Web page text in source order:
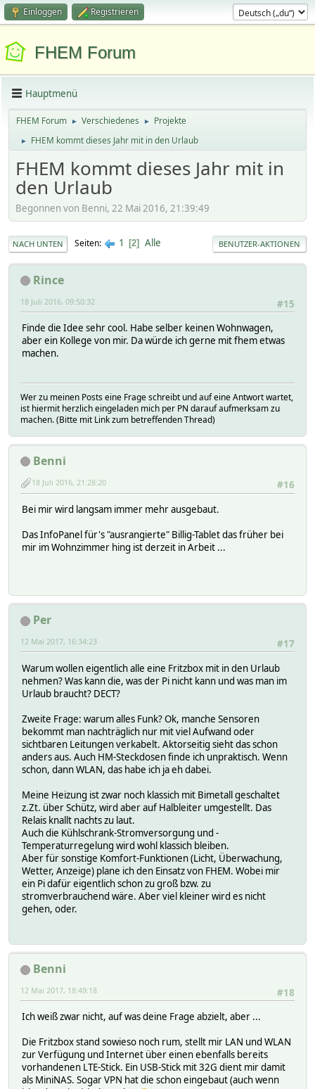
Einloggen Registrieren
FHEM Forum
Hauptmenü
FHEM Forum ► Verschiedenes ► Projekte
► FHEM kommt dieses Jahr mit in den Urlaub
FHEM kommt dieses Jahr mit in
den Urlaub
Begonnen von Benni, 22 Mai 2016, 21:39:49
NACH UNTEN Seiten 1 2 Alle BENUTZER-AKTIONEN
Rince
#15
18 Juli 2016, 09:50:32
Finde die Idee sehr cool. Habe selber keinen Wohnwagen,
aber ein Kollege von mir. Da würde ich gerne mit fhem etwas
machen.
Wer zu meinen Posts eine Frage schreibt und auf eine Antwort wartet,
ist hiermit herzlich eingeladen mich per PN darauf aufmerksam zu
machen. (Bitte mit Link zum betreffenden Thread)
Benni
#16
18 Juli 2016, 21:28:20
Bei mir wird langsam immer mehr ausgebaut.
Das InfoPanel für's "ausrangierte" Billig-Tablet das früher bei
mir im Wohnzimmer hing ist derzeit in Arbeit ...
Per
#17
12 Mai 2017, 16:34:23
Warum wollen eigentlich alle eine Fritzbox mit in den Urlaub
nehmen? Was kann die, was der Pi nicht kann und was man im
Urlaub braucht? DECT?
Zweite Frage: warum alles Funk? Ok, manche Sensoren
bekommt man nachträglich nur mit viel Aufwand oder
sichtbaren Leitungen verkabelt. Aktorseitig sieht das schon
anders aus. Auch HM-Steckdosen finde ich unpraktisch. Wenn
schon, dann WLAN, das habe ich ja eh dabei.
Meine Heizung ist zwar noch klassich mit Bimetall geschaltet
z.Zt. über Schütz, wird aber auf Halbleiter umgestellt. Das
Relais knallt nachts zu laut.
Auch die Kühlschrank-Stromversorgung und -
Temperaturregelung wird wohl klassich bleiben.
Aber für sonstige Komfort-Funktionen (Licht, Überwachung,
Wetter, Anzeige) plane ich den Einsatz von FHEM. Wobei mir
ein Pi dafür eigentlich schon zu groß bzw. zu
stromverbrauchend wäre. Aber viel kleiner wird es nicht
gehen, oder.
Benni
#18
12 Mai 2017, 18:49:18
Ich weiß zwar nicht, auf was deine Frage abzielt, aber ...
Die Fritzbox stand sowieso noch rum, stellt mir LAN und WLAN
zur Verfügung und Internet über einen ebenfalls bereits
vorhandenen LTE-Stick. Ein USB-Stick mit 32G dient mir damit
als MiniNAS. Sogar VPN hat die schon eingebaut (auch wenn